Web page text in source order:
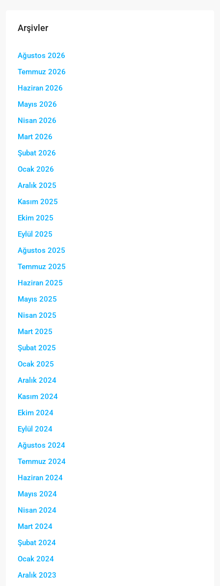
Arşivler
Ağustos 2026
Temmuz 2026
Haziran 2026
Mayıs 2026
Nisan 2026
Mart 2026
Şubat 2026
Ocak 2026
Aralık 2025
Kasım 2025
Ekim 2025
Eylül 2025
Ağustos 2025
Temmuz 2025
Haziran 2025
Mayıs 2025
Nisan 2025
Mart 2025
Şubat 2025
Ocak 2025
Aralık 2024
Kasım 2024
Ekim 2024
Eylül 2024
Ağustos 2024
Temmuz 2024
Haziran 2024
Mayıs 2024
Nisan 2024
Mart 2024
Şubat 2024
Ocak 2024
Aralık 2023